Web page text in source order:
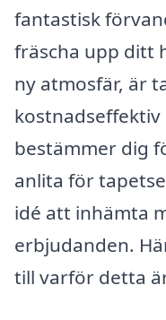
fantastisk
fräscha upp ditt
ny atmosfär, är
bestämmer dig
anlita för
idé att inhämta
erbjudanden.
till varför detta